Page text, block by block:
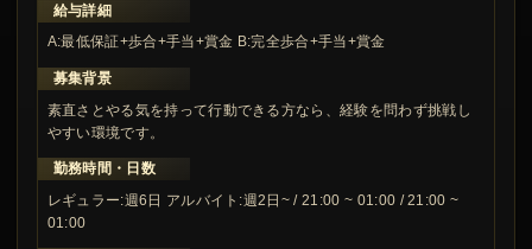
給与詳細
A:最低保証+歩合+手当+賞金 B:完全歩合+手当+賞金
募集背景
素直さとやる気を持って行動できる方なら、経験を問わず挑戦し
やすい環境です。
勤務時間・日数
レギュラー:週6日 アルバイト:週2日~ / 21:00 ~ 01:00 / 21:00 ~
01:00